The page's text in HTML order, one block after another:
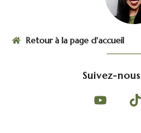
Retour à la page d'accueil
Suivez-